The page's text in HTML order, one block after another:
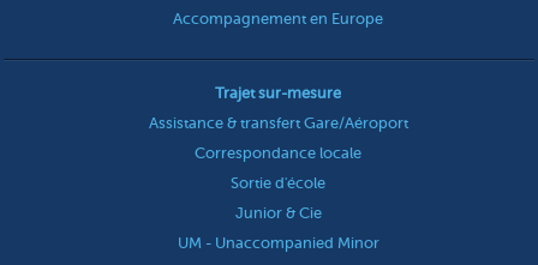
Accompagnement en Europe
Trajet sur-mesure
Assistance & transfert Gare/Aéroport
Correspondance locale
Sortie d'école
Junior & Cie
UM - Unaccompanied Minor